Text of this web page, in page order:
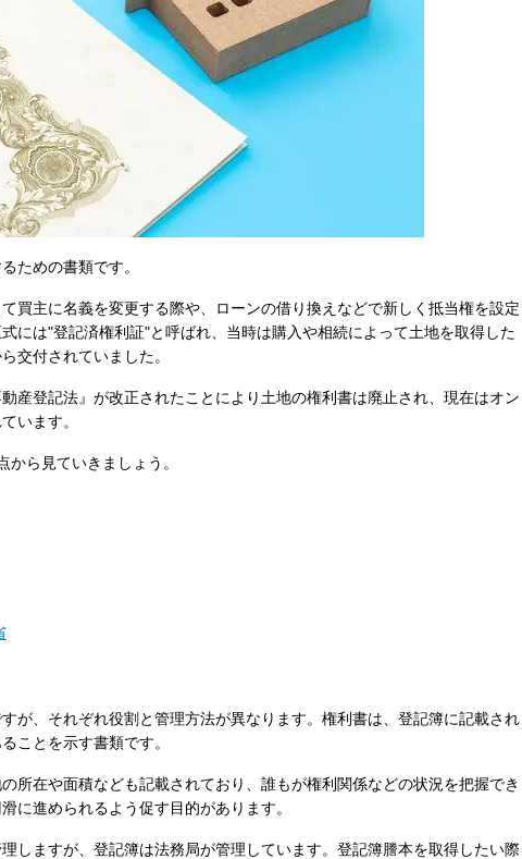
ための書類です。
買主に名義を変更する際や、ローンの借り換えなどで新しく抵当権を設定
には"登記済権利証"と呼ばれ、当時は購入や相続によって土地を取得した
交付されていました。
産登記法』が改正されたことにより土地の権利書は廃止され、現在はオン
います。
ら見ていきましょう。
が、それぞれ役割と管理方法が異なります。権利書は、登記簿に記載され
ことを示す書類です。
所在や面積なども記載されており、誰もが権利関係などの状況を把握でき
に進められるよう促す目的があります。
しますが、登記簿は法務局が管理しています。登記簿謄本を取得したい際